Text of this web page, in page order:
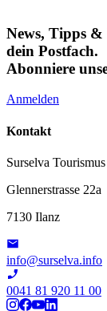
News, Tipps
dein Postfach.
Abonniere
Anmelden
Kontakt
Surselva
Glennerstrasse 22a
7130 Ilanz
info@surselva.info
0041 81 920 11 00